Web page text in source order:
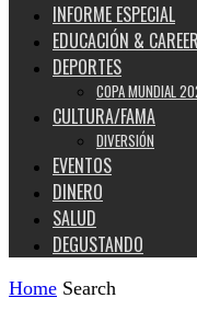
INFORME ESPECIAL
EDUCACIÓN &
DEPORTES
COPA MUNDIAL
CULTURA/FAMA
DIVERSIÓN
EVENTOS
DINERO
SALUD
DEGUSTANDO
Home Search